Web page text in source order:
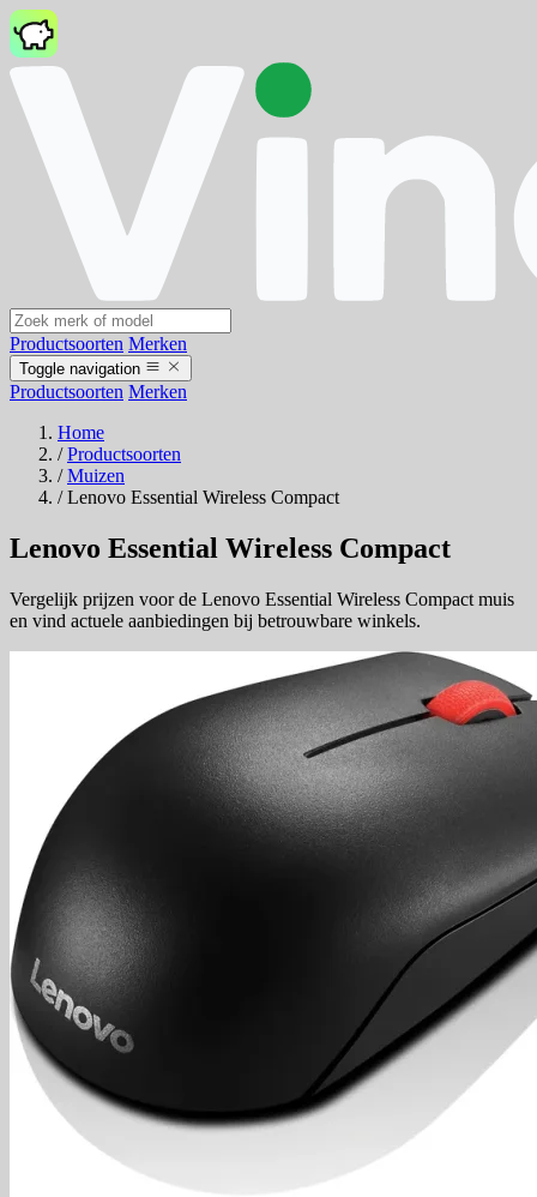
Productsoorten Merken
Toggle navigation
Productsoorten Merken
Home
/ Productsoorten
/ Muizen
/ Lenovo Essential Wireless Compact
Lenovo Essential Wireless Compact
Vergelijk prijzen voor de Lenovo Essential Wireless Compact muis
en vind actuele aanbiedingen bij betrouwbare winkels.